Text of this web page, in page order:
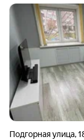
Подгорная улица,